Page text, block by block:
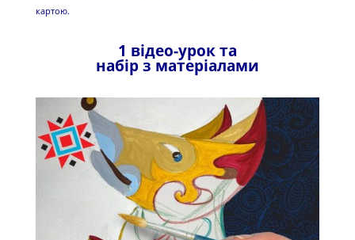
картою.
1 відео-урок та
набір з матеріалами